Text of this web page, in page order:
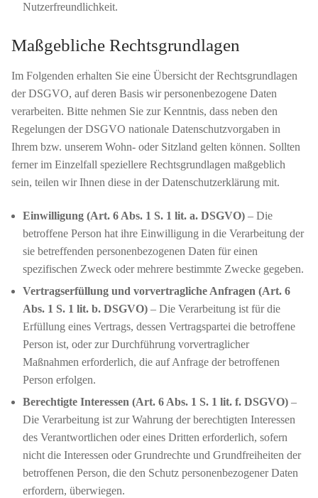
Nutzerfreundlichkeit.
Maßgebliche Rechtsgrundlagen
Im Folgenden erhalten Sie eine Übersicht der Rechtsgrundlagen
der DSGVO, auf deren Basis wir personenbezogene Daten
verarbeiten. Bitte nehmen Sie zur Kenntnis, dass neben den
Regelungen der DSGVO nationale Datenschutzvorgaben in
Ihrem bzw. unserem Wohn- oder Sitzland gelten können. Sollten
ferner im Einzelfall speziellere Rechtsgrundlagen maßgeblich
sein, teilen wir Ihnen diese in der Datenschutzerklärung mit.
Einwilligung (Art. 6 Abs. 1 S. 1 lit. a. DSGVO) – Die
betroffene Person hat ihre Einwilligung in die Verarbeitung der
sie betreffenden personenbezogenen Daten für einen
spezifischen Zweck oder mehrere bestimmte Zwecke gegeben.
Vertragserfüllung und vorvertragliche Anfragen (Art. 6
Abs. 1 S. 1 lit. b. DSGVO) – Die Verarbeitung ist für die
Erfüllung eines Vertrags, dessen Vertragspartei die betroffene
Person ist, oder zur Durchführung vorvertraglicher
Maßnahmen erforderlich, die auf Anfrage der betroffenen
Person erfolgen.
Berechtigte Interessen (Art. 6 Abs. 1 S. 1 lit. f. DSGVO) –
Die Verarbeitung ist zur Wahrung der berechtigten Interessen
des Verantwortlichen oder eines Dritten erforderlich, sofern
nicht die Interessen oder Grundrechte und Grundfreiheiten der
betroffenen Person, die den Schutz personenbezogener Daten
erfordern, überwiegen.